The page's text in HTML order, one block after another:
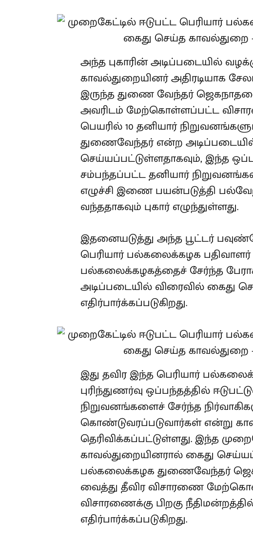
அந்த புகாரின் அடிப்படையில்
காவல்துறையினர் அதிரடியாக
இருந்த துணை வேந்தர்
அவரிடம் மேற்கொள்ளப்பட்ட
பெயரில் 10 தனியார்
துணைவேந்தர் என்ற அடிப்படையில்
செய்யப்பட்டுள்ளதாகவும், இந்த
சம்பந்தப்பட்ட தனியார்
எழுச்சி இணை பயன்படுத்தி
வந்ததாகவும் புகார் எழுந்துள்ளது.
இதனையடுத்து அந்த பூட்டர்
பெரியார் பல்கலைக்கழக
பல்கலைக்கழகத்தைச் சேர்ந்த
அடிப்படையில் விரைவில் கைது
எதிர்பார்க்கப்படுகிறது.
இது தவிர இந்த பெரியார்
புரிந்துணர்வு ஒப்பந்தத்தில்
நிறுவனங்களைச் சேர்ந்த
கொண்டுவரப்படுவார்கள் என்று
தெரிவிக்கப்பட்டுள்ளது. இந்த
காவல்துறையினரால் கைது
பல்கலைக்கழக துணைவேந்தர்
வைத்து தீவிர விசாரணை
விசாரணைக்கு பிறகு
எதிர்பார்க்கப்படுகிறது.